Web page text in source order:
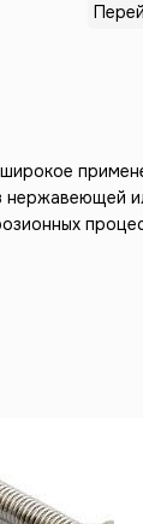
нержавеющей